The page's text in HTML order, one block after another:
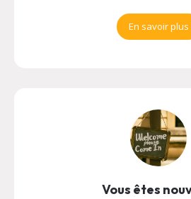
En savoir plus
Vous êtes